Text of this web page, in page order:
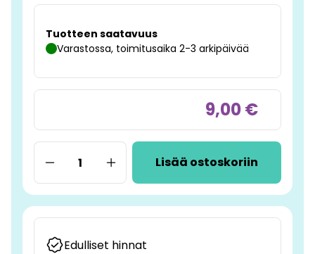
Tuotteen saatavuus
Varastossa, toimitusaika 2-3 arkipäivää
9,00 €
Lisää ostoskoriin
Edulliset hinnat